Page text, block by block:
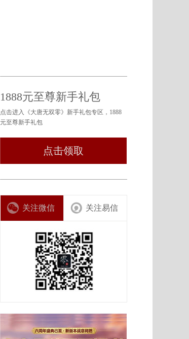
1888元至尊新手礼包
点击进入《大唐无双零》新手礼包专区，1888
元至尊新手礼包
点击领取
关注微信 关注易信